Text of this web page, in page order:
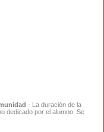
- La duración de la
dedicado por el alumno. Se